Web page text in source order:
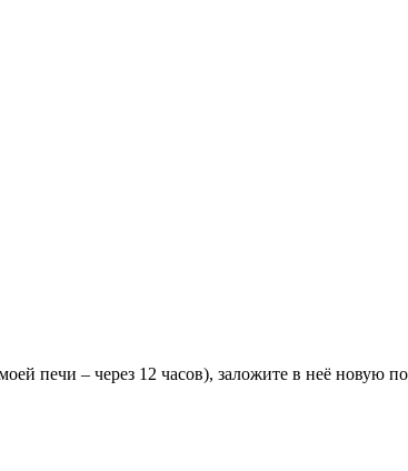
печи – через 12 часов), заложите в неё новую